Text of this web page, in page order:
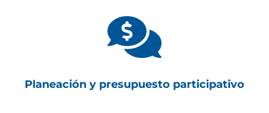

Planeación y presupuesto participativo